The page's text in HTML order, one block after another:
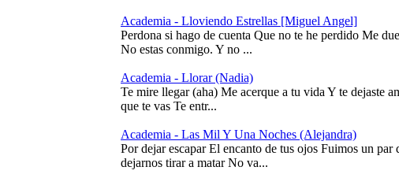
Academia - Lloviendo Estrellas [Miguel Angel]
Perdona si hago de cuenta Que no te he perdido Me
No estas conmigo. Y no ...
Academia - Llorar (Nadia)
Te mire llegar (aha) Me acerque a tu vida Y te dejaste
que te vas Te entr...
Academia - Las Mil Y Una Noches (Alejandra)
Por dejar escapar El encanto de tus ojos Fuimos un par
dejarnos tirar a matar No va...